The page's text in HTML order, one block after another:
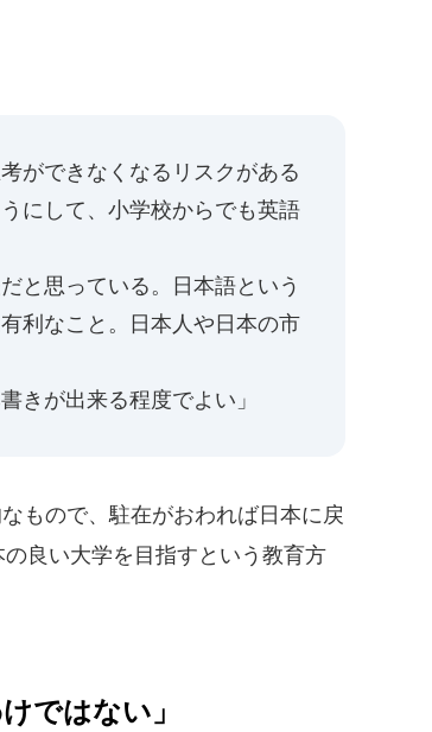
ができなくなるリスクがある
にして、小学校からでも英語
と思っている。日本語という
利なこと。日本人や日本の市
きが出来る程度でよい」
もので、駐在がおわれば日本に戻
良い大学を目指すという教育方
ではない」